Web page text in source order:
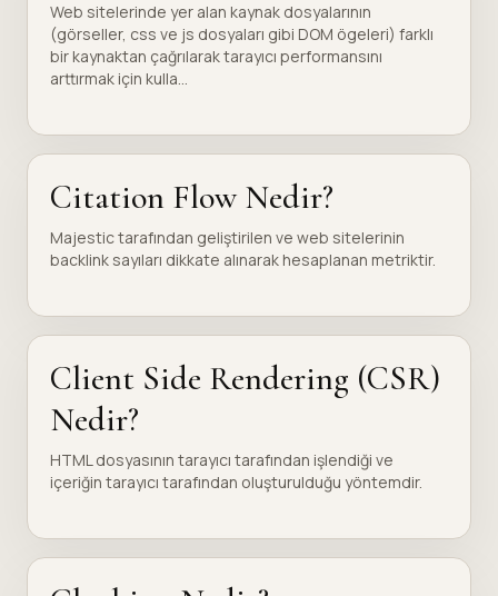
Web sitelerinde yer alan kaynak dosyalarının
(görseller, css ve js dosyaları gibi DOM ögeleri) farklı
bir kaynaktan çağrılarak tarayıcı performansını
arttırmak için kulla...
Citation Flow Nedir?
Majestic tarafından geliştirilen ve web sitelerinin
backlink sayıları dikkate alınarak hesaplanan metriktir.
Client Side Rendering (CSR)
Nedir?
HTML dosyasının tarayıcı tarafından işlendiği ve
içeriğin tarayıcı tarafından oluşturulduğu yöntemdir.